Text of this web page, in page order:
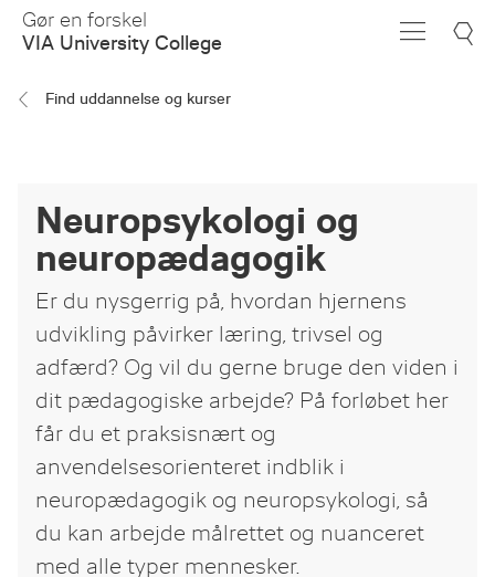
Skip
Main
Gør en forskel
VIA University College
Find uddannelse og kurser
Neuropsykologi og
neuropædagogik
Er du nysgerrig på, hvordan hjernens
udvikling påvirker læring, trivsel og
adfærd? Og vil du gerne bruge den viden i
dit pædagogiske arbejde? På forløbet her
får du et praksisnært og
anvendelsesorienteret indblik i
neuropædagogik og neuropsykologi, så
du kan arbejde målrettet og nuanceret
med alle typer mennesker.